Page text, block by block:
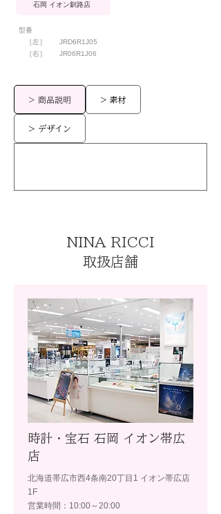
石岡 イオン釧路店
型番
［左］
［右］
JRD6R1J05
JR06R1J06
> 商品説明 > 素材
> デザイン
NINA RICCI
取扱店舗
時計・宝石 石岡 イオン帯広
店
北海道帯広市西4条南20丁目1 イオン帯広店
1F
営業時間：10:00～20:00